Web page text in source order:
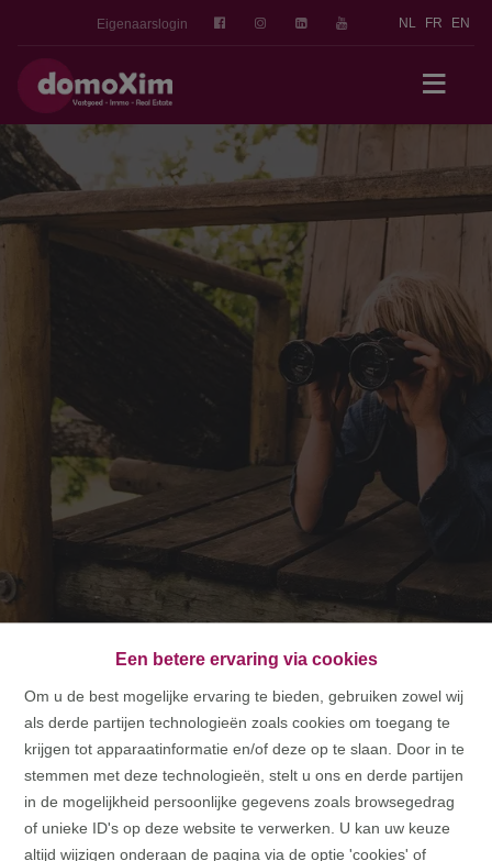
Een betere ervaring via cookies
Om u de best mogelijke ervaring te bieden, gebruiken zowel wij
als derde partijen technologieën zoals cookies om toegang te
krijgen tot apparaatinformatie en/of deze op te slaan. Door in te
stemmen met deze technologieën, stelt u ons en derde partijen
in de mogelijkheid persoonlijke gegevens zoals browsegedrag
of unieke ID's op deze website te verwerken. U kan uw keuze
altijd wijzigen onderaan de pagina via de optie 'cookies' of
Eigenaarslogin NL FR EN
HOME
HOME